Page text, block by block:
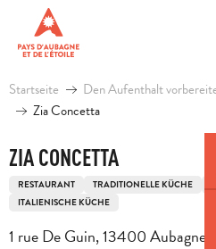
contenu
principal
Startseite Den Aufenthalt
Zia Concetta
ZIA CONCETTA
RESTAURANT TRADITIONELLE KÜCHE
ITALIENISCHE KÜCHE
1 rue De Guin, 13400 Aubagne